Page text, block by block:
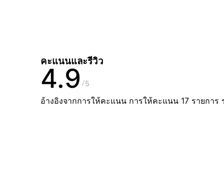
คะแนนและรีวิว
4.9 5
อ้างอิงจากการให้คะแนน การให้คะแนน 17 รายการ